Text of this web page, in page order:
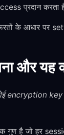
प्रदान करता
के आधार पर
यह
encryption key
है जो हर